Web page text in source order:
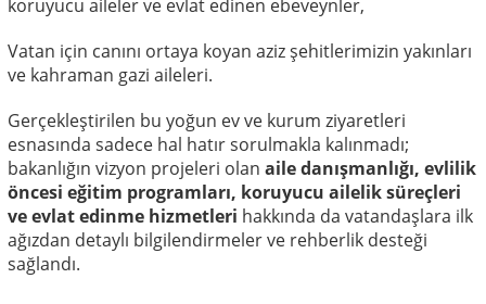
koruyucu aileler ve evlat edinen ebeveynler,
Vatan için canını ortaya koyan aziz şehitlerimizin yakınları
ve kahraman gazi aileleri.
Gerçekleştirilen bu yoğun ev ve kurum ziyaretleri
esnasında sadece hal hatır sorulmakla kalınmadı;
bakanlığın vizyon projeleri olan aile danışmanlığı, evlilik
öncesi eğitim programları, koruyucu ailelik süreçleri
ve evlat edinme hizmetleri hakkında da vatandaşlara ilk
ağızdan detaylı bilgilendirmeler ve rehberlik desteği
sağlandı.